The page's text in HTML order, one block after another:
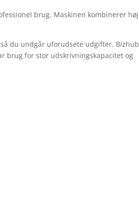
brug. Maskinen kombinerer høj
du undgår uforudsete udgifter. Bizhub
brug for stor udskrivningskapacitet og